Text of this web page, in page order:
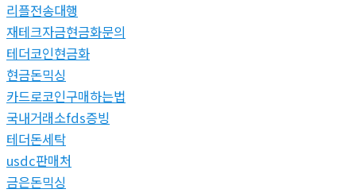
리플전송대행
재테크자금현금화문의
테더코인현금화
현금돈믹싱
카드로코인구매하는법
국내거래소fds증빙
테더돈세탁
usdc판매처
금은돈믹싱